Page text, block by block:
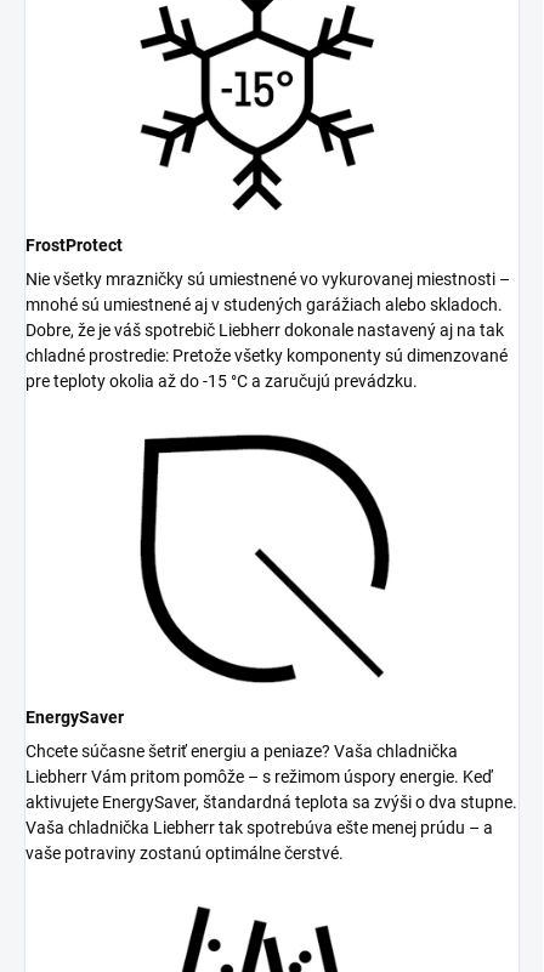
FrostProtect
Nie všetky mrazničky sú umiestnené vo vykurovanej miestnosti –
mnohé sú umiestnené aj v studených garážiach alebo skladoch.
Dobre, že je váš spotrebič Liebherr dokonale nastavený aj na tak
chladné prostredie: Pretože všetky komponenty sú dimenzované
pre teploty okolia až do -15 °C a zaručujú prevádzku.
EnergySaver
Chcete súčasne šetriť energiu a peniaze? Vaša chladnička
Liebherr Vám pritom pomôže – s režimom úspory energie. Keď
aktivujete EnergySaver, štandardná teplota sa zvýši o dva stupne.
Vaša chladnička Liebherr tak spotrebúva ešte menej prúdu – a
vaše potraviny zostanú optimálne čerstvé.